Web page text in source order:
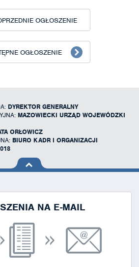
OGŁOSZENIE
OGŁOSZENIE
DYREKTOR GENERALNY
MAZOWIECKI URZĄD WOJEWÓDZKI
ORŁOWICZ
BIURO KADR I ORGANIZACJI
na górę
NA E-MAIL